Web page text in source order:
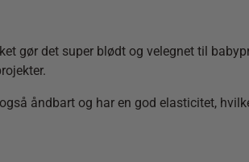
gør det super blødt og velegnet til
åndbart og har en god elasticitet,